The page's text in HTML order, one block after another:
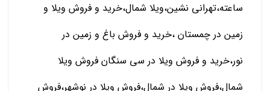
ساعته،تهرانی نشین،ویلا شمال،خرید و فروش ویلا و
زمین در چمستان ،خرید و فروش باغ و زمین در
نور،خرید و فروش ویلا در سی سنگان فروش ویلا
شمال،فروش ویلا در شمال،فروش ویلا در نوشهر،فروش